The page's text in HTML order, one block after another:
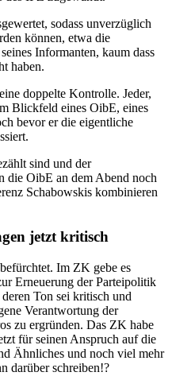
sodass unverzüglich
können, etwa die
Informanten, kaum dass
haben.
doppelte Kontrolle. Jeder,
Blickfeld eines OibE, eines
bevor er die eigentliche
sind und der
die OibE an dem Abend noch
Schabowskis kombinieren
jetzt kritisch
Im ZK gebe es
Erneuerung der Parteipolitik
Ton sei kritisch und
Verantwortung der
zu ergründen. Das ZK habe
für seinen Anspruch auf die
Ähnliches und noch viel mehr
darüber schreiben!?